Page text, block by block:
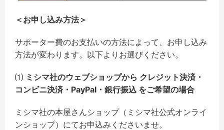
＜お申し込み方法＞
サポーター費のお支払いの方法によって、お申し込み
方法が変わります。以下よりお選びください。
⑴ ミシマ社のウェブショップから クレジット決済・
コンビニ決済・PayPal・銀行振込 をご希望の場合
ミシマ社の本屋さんショップ（ミシマ社公式オンライ
ンショップ）にてお申込みくださいませ。